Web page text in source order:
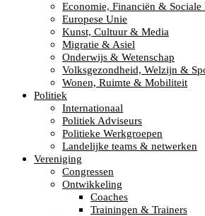
Economie, Financiën & Sociale
Europese Unie
Kunst, Cultuur & Media
Migratie & Asiel
Onderwijs & Wetenschap
Volksgezondheid, Welzijn &
Wonen, Ruimte & Mobiliteit
Politiek
Internationaal
Politiek Adviseurs
Politieke Werkgroepen
Landelijke teams & netwerken
Vereniging
Congressen
Ontwikkeling
Coaches
Trainingen & Trainers